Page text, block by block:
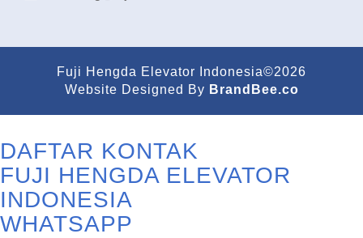
Fuji Hengda Elevator Indonesia©2026
Website Designed By BrandBee.co
DAFTAR KONTAK
FUJI HENGDA ELEVATOR
INDONESIA
WHATSAPP